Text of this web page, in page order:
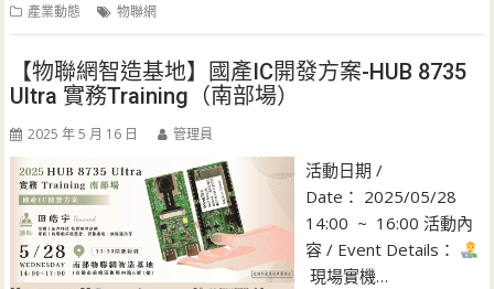
產業動態 物聯網
【物聯網智造基地】國產IC開發方案-HUB 8735
Ultra 實務Training（南部場）
2025 年 5 月 16 日 管理員
活動日期 /
Date： 2025/05/28
14:00 ~ 16:00 活動內
容 / Event Details：
現場實機…